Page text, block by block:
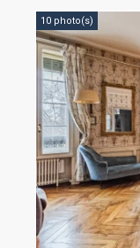
10 photo(s)